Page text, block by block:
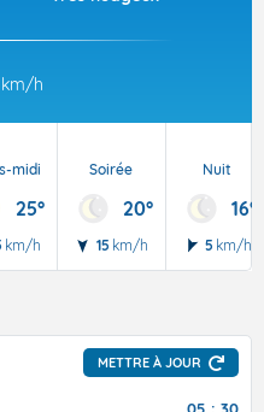
km/h
midi
25°
km/h
Soirée
20°
15 km/h
Nuit
16°
5 km/h
METTRE À JOUR